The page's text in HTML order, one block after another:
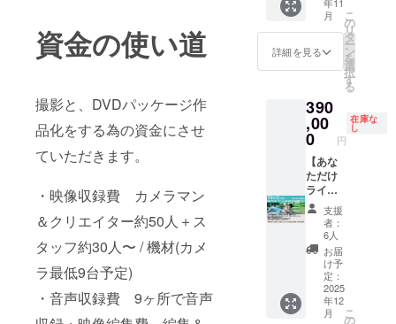
資金の使い道
撮影と、DVDパッケージ作
品化をする為の資金にさせ
ていただきます。
・映像収録費 カメラマン
＆クリエイター約50人＋ス
タッフ約30人〜 / 機材(カメ
ラ最低9台予定)
・音声収録費 9ヶ所で音声
て、"今まで
に聞いたこ
とのない、
それでいて
して意味の
わかる、何
とも不思議
な響きのラ
ブソング
だ。こんな
言い回しで
「君が好き
だ」を伝え
ることがで
きるなんて
た」と
記載を
致しま
す。そ
お客様
に関し
ては、
ご希望
の時間
を承る
ことは
可能で
すが、
スケ
ジュー
ルの都
合によ
りご希
望に添
えない
通りの
音とな
す。 ③
演出の
部カッ
トする
場合が
ござい
ます。
予めご
了承く
ださ
い。
④wj.ma
doguchi
@gmail
.comか
ら、
CAMPF
て欲し
い名前
を備考
欄にお
活動報
告にお
名前を
記載し
たくな
い場合
は、
「無
し」と
お書き
くださ
い。 ②
配信に
関する
詳細
は、
ブの感
想を伝
え合
う」な
イブ
コース
を周り
ます。
ドライ
ブ後に2
ショッ
トの記
念撮影
も！ 1
応募
で、複
数人で
の参加
もOK！
(ワリカ
ブ会 愛
知編 】
GASHI
MAと2
人きり
でドラ
るプラ
ンで
す。 40
分の内
容で
「ガシ
マの気
になる
ドライ
ブコー
スに行
く」
「ライ
ブの感
想を伝
え合
年11
月
詳細を見る
こ
の
リ
タ
ー
ン
を
選
択
す
る
390
,00
0 円
在庫な
し
【あな
ただけ
ライブ
in
SHIRO
SEの部
屋プラ
ン】
SHIRO
SEの部
屋であ
なた1人
支援
者：
6人
お届
け予
定：
2025
年12
月
こ
の